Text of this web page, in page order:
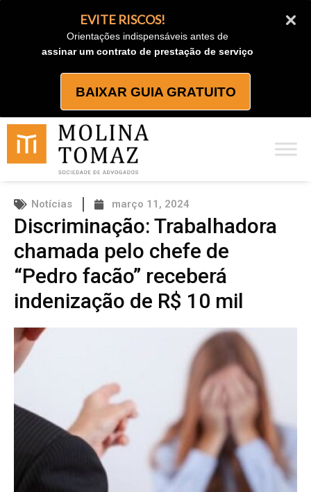
EVITE RISCOS!
Orientações indispensáveis antes de
assinar um contrato de prestação de serviço
BAIXAR GUIA GRATUITO
Notícias março 11, 2024
Discriminação: Trabalhadora
chamada pelo chefe de
“Pedro facão” receberá
indenização de R$ 10 mil